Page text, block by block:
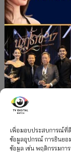
เพื่อมอบประสบการณ์ที่ดี
ข้อมูลอุปกรณ์ การยินยอม
ข้อมูล เช่น พฤติกรรมกา
”คุณพี่เจ้าขา
เพียบ จาก 8 เวที